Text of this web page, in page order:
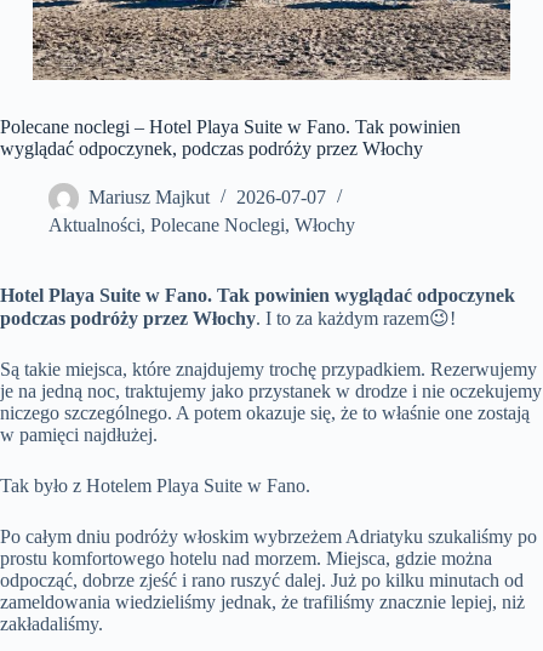
Polecane noclegi – Hotel Playa Suite w Fano. Tak powinien
wyglądać odpoczynek, podczas podróży przez Włochy
Mariusz Majkut
2026-07-07
Aktualności, Polecane Noclegi, Włochy
Hotel Playa Suite w Fano. Tak powinien wyglądać odpoczynek
podczas podróży przez Włochy. I to za każdym razem😉!
Są takie miejsca, które znajdujemy trochę przypadkiem. Rezerwujemy
je na jedną noc, traktujemy jako przystanek w drodze i nie oczekujemy
niczego szczególnego. A potem okazuje się, że to właśnie one zostają
w pamięci najdłużej.
Tak było z Hotelem Playa Suite w Fano.
Po całym dniu podróży włoskim wybrzeżem Adriatyku szukaliśmy po
prostu komfortowego hotelu nad morzem. Miejsca, gdzie można
odpocząć, dobrze zjeść i rano ruszyć dalej. Już po kilku minutach od
zameldowania wiedzieliśmy jednak, że trafiliśmy znacznie lepiej, niż
zakładaliśmy.